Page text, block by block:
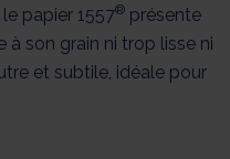
papier 1557® présente
à son grain ni trop lisse ni
et subtile, idéale pour